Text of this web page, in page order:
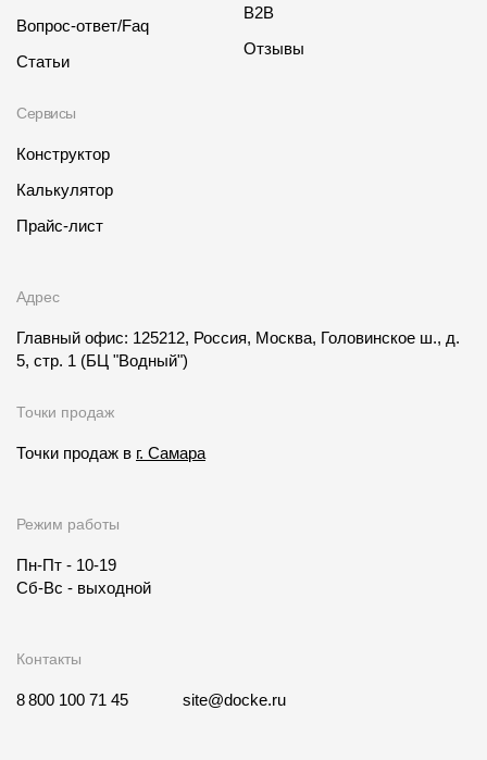
Вопрос-ответ/Faq
Статьи
Сервисы
Конструктор
Калькулятор
Прайс-лист
B2B
Отзывы
Адрес
Главный офис: 125212, Россия, Москва, Головинское ш., д.
5, стр. 1 (БЦ "Водный")
Точки продаж
Точки продаж в г. Самара
Режим работы
Пн-Пт - 10-19
Сб-Вс - выходной
Контакты
8 800 100 71 45 site@docke.ru